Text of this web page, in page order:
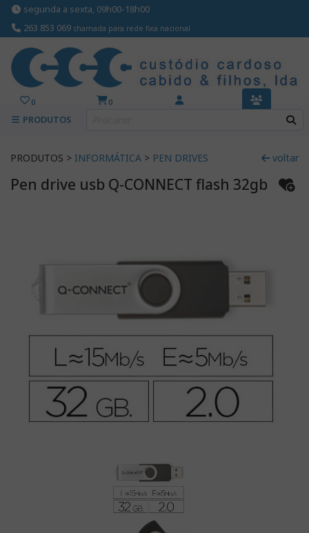
segunda a sexta, 09h00-18h00
263 853 069 chamada para rede fixa nacional
0 0
PRODUTOS
PRODUTOS > INFORMÁTICA > PEN DRIVES voltar
Pen drive usb Q-CONNECT flash 32gb